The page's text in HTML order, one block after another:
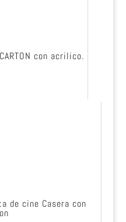
con acrilico.
de cine Casera con